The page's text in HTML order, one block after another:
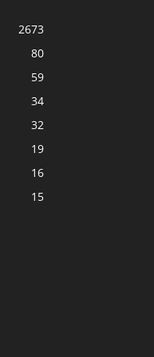
2673
80
59
34
32
19
16
15